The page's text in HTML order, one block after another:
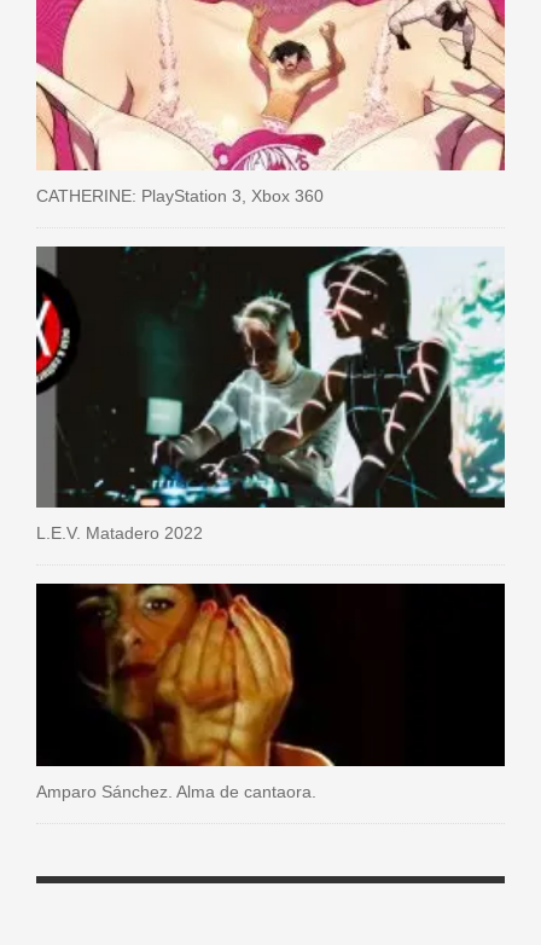
CATHERINE: PlayStation 3, Xbox 360
L.E.V. Matadero 2022
Amparo Sánchez. Alma de cantaora.